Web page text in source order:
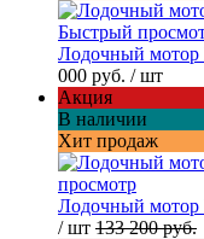
Быстрый
Лодочный мотор
000 руб. / шт
Акция
В наличии
Хит продаж
просмотр
Лодочный мотор
/ шт 133 200 руб.